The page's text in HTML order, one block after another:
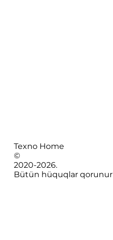
Texno Home
©
2020-2026.
Bütün hüquqlar qorunur